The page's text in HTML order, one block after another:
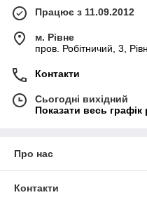
виробництво пластмас
Працює з 11.09.2012
м. Рівне
пров. Робітничий, 3,
Контакти
Сьогодні вихідний
Показати весь графік
Про нас
Контакти